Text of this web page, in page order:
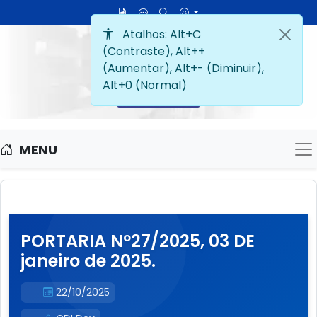
MENU
PORTARIA Nº27/2025, 03 DE
janeiro de 2025.
22/10/2025